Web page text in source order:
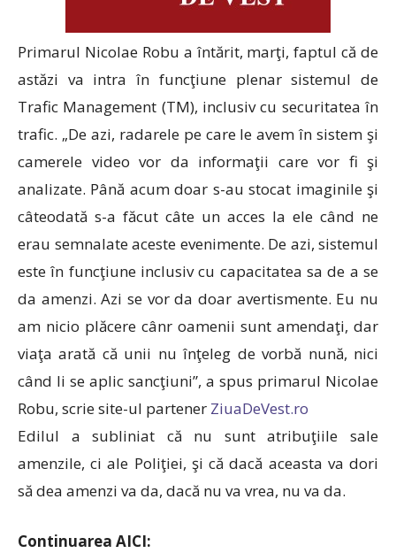
Primarul Nicolae Robu a întărit, marţi, faptul că de
astăzi va intra în funcţiune plenar sistemul de
Trafic Management (TM), inclusiv cu securitatea în
trafic. „De azi, radarele pe care le avem în sistem şi
camerele video vor da informaţii care vor fi şi
analizate. Până acum doar s-au stocat imaginile şi
câteodată s-a făcut câte un acces la ele când ne
erau semnalate aceste evenimente. De azi, sistemul
este în funcţiune inclusiv cu capacitatea sa de a se
da amenzi. Azi se vor da doar avertismente. Eu nu
am nicio plăcere cânr oamenii sunt amendaţi, dar
viaţa arată că unii nu înţeleg de vorbă nună, nici
când li se aplic sancţiuni”, a spus primarul Nicolae
Robu, scrie site-ul partener ZiuaDeVest.ro
Edilul a subliniat că nu sunt atribuţiile sale
amenzile, ci ale Poliţiei, şi că dacă aceasta va dori
să dea amenzi va da, dacă nu va vrea, nu va da.
Continuarea AICI: